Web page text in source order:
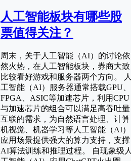
人工智能板块有哪些股
票值得关注？
周末，关于人工智能（AI）的讨论依
然火热，在人工智能板块，券商大致
比较看好游戏和服务器两个方向。 人
工智能（AI）服务器通常搭载GPU、
FP­GA、AS­IC等加速芯片，利用CPU
与加速芯片的组合可以满足高吞吐量
互联的需求，为自然语言处理、计算
机视觉、机器学习等人工智能（AI）
应用场景提供强大的算力支持，支撑
AI算法训练和推理过程。 自现象级人